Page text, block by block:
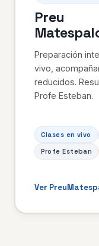
Preu
Preparación
vivo,
reducidos.
Profe Esteban.
Clases en vivo
Profe Esteban
Ver